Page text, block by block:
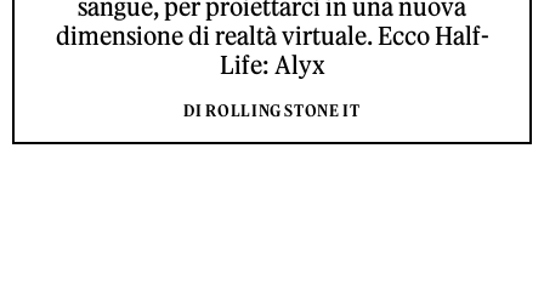
sangue, per proiettarci in una nuova
dimensione di realtà virtuale. Ecco Half-
Life: Alyx
DI ROLLING STONE IT